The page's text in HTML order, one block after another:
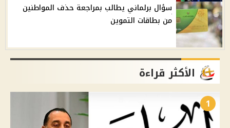
سؤال برلماني يطالب بمراجعة حذف المواطنين
من بطاقات التموين
الأكثر قراءة
1